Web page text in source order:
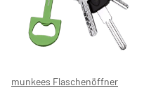
munkees Flaschenöffner